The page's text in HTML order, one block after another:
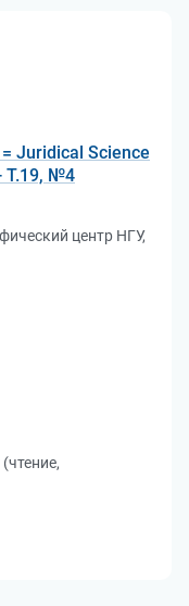
Juridical Science
Т.19, №4
центр НГУ,